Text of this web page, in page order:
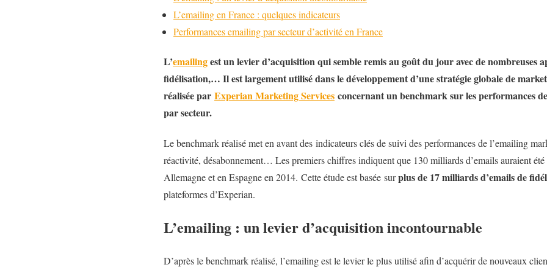
L’emailing en France : quelques indicateurs
Performances emailing par secteur d’activité en France
L’emailingest un levier d’acquisition qui semble remis au goût du jour avec de nombreuses
fidélisation,… Il est largement utilisé dans le développement d’une stratégie globale de
réalisée par Experian Marketing Services concernant un benchmark sur les performances
par secteur.
Le benchmark réalisé met en avant des indicateurs clés de suivi des performances de l’emailing
réactivité, désabonnement… Les premiers chiffres indiquent que 130 milliards d’emails auraient été
Allemagne et en Espagne en 2014. Cette étude est basée surplus de 17 milliards d’emails de
plateformes d’Experian.
L’emailing : un levier d’acquisition incontournable
D’après le benchmark réalisé, l’emailing est le levier le plus utilisé afin d’acquérir de nouveaux